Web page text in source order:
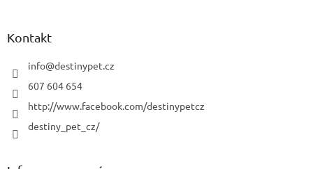
Kontakt
info@destinypet.cz
607 604 654
http://www.facebook.com/destinypetcz
destiny_pet_cz/